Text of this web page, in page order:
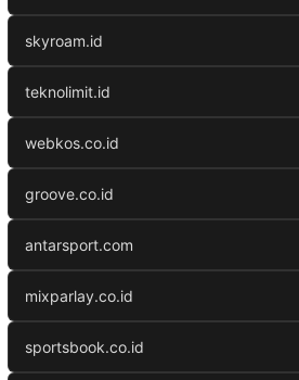
skyroam.id
teknolimit.id
webkos.co.id
groove.co.id
antarsport.com
mixparlay.co.id
sportsbook.co.id